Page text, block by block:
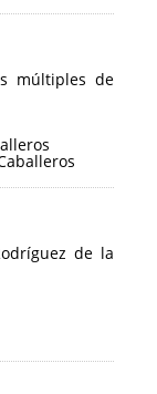
múltiples de
de la